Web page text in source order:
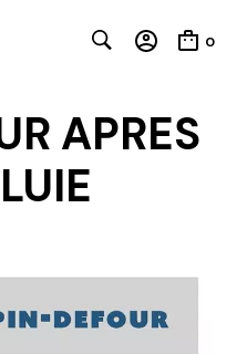
0
APRES